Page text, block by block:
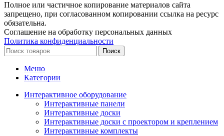
Полное или частичное копирование материалов сайта
запрещено, при согласованном копировании ссылка на ресурс
обязательна.
Соглашение на обработку персональных данных
Политика конфиденциальности
Поиск
Меню
Категории
Интерактивное оборудование
Интерактивные панели
Интерактивные доски
Интерактивные доски с проектором и креплением
Интерактивные комплекты